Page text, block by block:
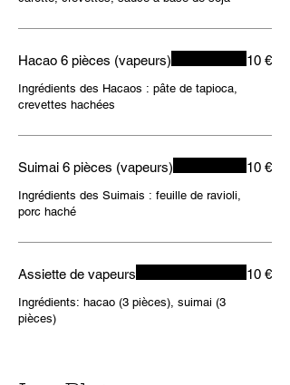
Hacao 6 pièces (vapeurs)
Ingrédients des Hacaos : pâte de tapioca,
crevettes hachées
10 €
Suimai 6 pièces (vapeurs)
Ingrédients des Suimais : feuille de ravioli,
porc haché
10 €
Assiette de vapeurs
Ingrédients: hacao (3 pièces), suimai (3
pièces)
10 €